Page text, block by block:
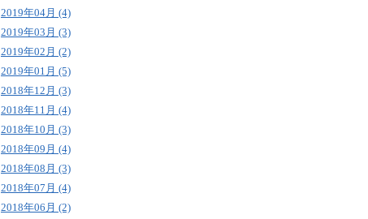
2019年04月 (4)
2019年03月 (3)
2019年02月 (2)
2019年01月 (5)
2018年12月 (3)
2018年11月 (4)
2018年10月 (3)
2018年09月 (4)
2018年08月 (3)
2018年07月 (4)
2018年06月 (2)